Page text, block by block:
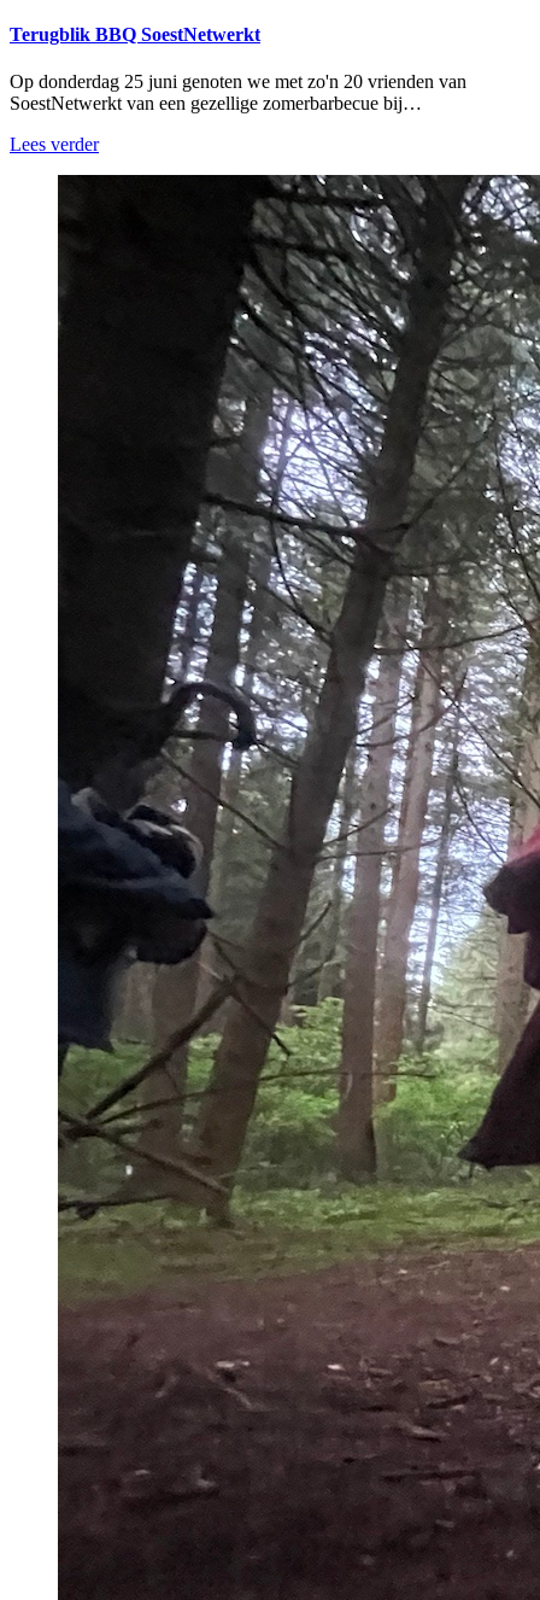
Terugblik BBQ SoestNetwerkt
Op donderdag 25 juni genoten we met zo'n 20 vrienden van
SoestNetwerkt van een gezellige zomerbarbecue bij…
Lees verder